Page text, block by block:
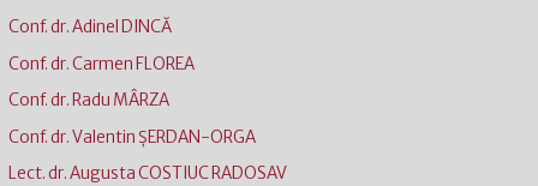
Conf. dr. Adinel DINCĂ
Conf. dr. Carmen FLOREA
Conf. dr. Radu MÂRZA
Conf. dr. Valentin ŞERDAN-ORGA
Lect. dr. Augusta COSTIUC RADOSAV